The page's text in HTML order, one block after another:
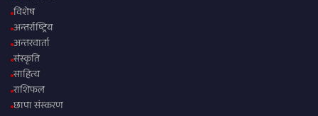
विशेष
अन्तर्राष्ट्रिय
अन्तरवार्ता
संस्कृति
साहित्य
राशिफल
छापा संस्करण